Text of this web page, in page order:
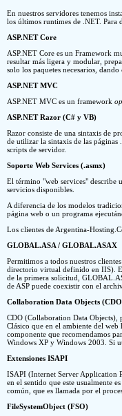
En nuestros servidores tenemos
los últimos runtimes de .NET. Para
ASP.NET Core
ASP.NET Core es un Framework
resultar más ligera y modular,
solo los paquetes necesarios,
ASP.NET MVC
ASP.NET MVC es un framework
ASP.NET Razor (C# y VB)
Razor consiste de una sintaxis de
de utilizar la sintaxis de las
scripts de servidor.
Soporte Web Services (.asmx)
El término "web services" describe
servicios disponibles.
A diferencia de los modelos
página web o un programa
Los clientes de Argentina-
GLOBAL.ASA / GLOBAL.ASAX
Permitimos a todos nuestros
directorio virtual definido en IIS).
de la primera solicitud,
de ASP puede coexistir con el
Collaboration Data Objects
CDO (Collaboration Data Objects),
Clásico que en el ambiente del
componente que recomendamos
Windows XP y Windows 2003. Si
Extensiones ISAPI
ISAPI (Internet Server Application
en el sentido que este usualmente
común, que es llamada por el
FileSystemObject (FSO)